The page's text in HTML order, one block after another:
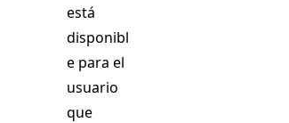
está
disponibl
e para el
usuario
que